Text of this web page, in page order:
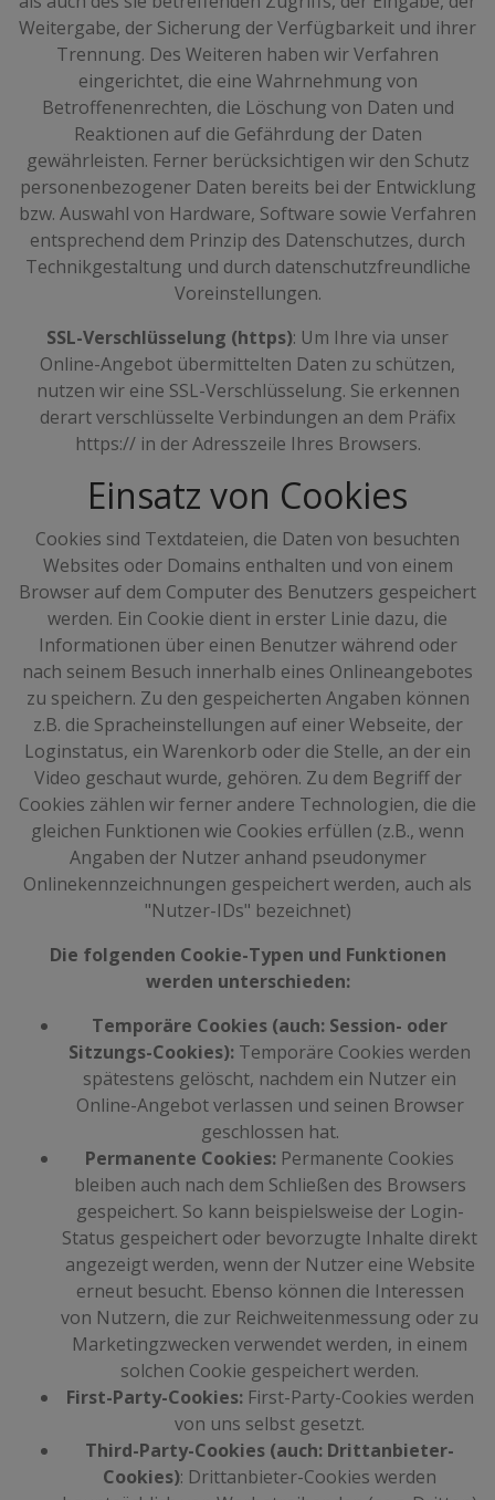
Weitergabe, der Sicherung der Verfügbarkeit und ihrer
Trennung. Des Weiteren haben wir Verfahren
eingerichtet, die eine Wahrnehmung von
Betroffenenrechten, die Löschung von Daten und
Reaktionen auf die Gefährdung der Daten
gewährleisten. Ferner berücksichtigen wir den Schutz
personenbezogener Daten bereits bei der Entwicklung
bzw. Auswahl von Hardware, Software sowie Verfahren
entsprechend dem Prinzip des Datenschutzes, durch
Technikgestaltung und durch datenschutzfreundliche
Voreinstellungen.
SSL-Verschlüsselung (https): Um Ihre via unser
Online-Angebot übermittelten Daten zu schützen,
nutzen wir eine SSL-Verschlüsselung. Sie erkennen
derart verschlüsselte Verbindungen an dem Präfix
https:// in der Adresszeile Ihres Browsers.
Einsatz von Cookies
Cookies sind Textdateien, die Daten von besuchten
Websites oder Domains enthalten und von einem
Browser auf dem Computer des Benutzers gespeichert
werden. Ein Cookie dient in erster Linie dazu, die
Informationen über einen Benutzer während oder
nach seinem Besuch innerhalb eines Onlineangebotes
zu speichern. Zu den gespeicherten Angaben können
z.B. die Spracheinstellungen auf einer Webseite, der
Loginstatus, ein Warenkorb oder die Stelle, an der ein
Video geschaut wurde, gehören. Zu dem Begriff der
Cookies zählen wir ferner andere Technologien, die die
gleichen Funktionen wie Cookies erfüllen (z.B., wenn
Angaben der Nutzer anhand pseudonymer
Onlinekennzeichnungen gespeichert werden, auch als
"Nutzer-IDs" bezeichnet)
Die folgenden Cookie-Typen und Funktionen
werden unterschieden:
Temporäre Cookies (auch: Session- oder
Sitzungs-Cookies): Temporäre Cookies werden
spätestens gelöscht, nachdem ein Nutzer ein
Online-Angebot verlassen und seinen Browser
geschlossen hat.
Permanente Cookies: Permanente Cookies
bleiben auch nach dem Schließen des Browsers
gespeichert. So kann beispielsweise der Login-
Status gespeichert oder bevorzugte Inhalte direkt
angezeigt werden, wenn der Nutzer eine Website
erneut besucht. Ebenso können die Interessen
von Nutzern, die zur Reichweitenmessung oder zu
Marketingzwecken verwendet werden, in einem
solchen Cookie gespeichert werden.
First-Party-Cookies:First-Party-Cookies werden
von uns selbst gesetzt.
Third-Party-Cookies (auch: Drittanbieter-
Cookies): Drittanbieter-Cookies werden